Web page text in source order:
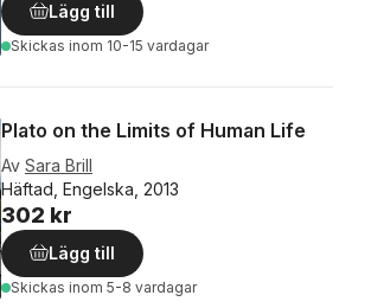
Lägg till
Skickas inom 10-15 vardagar
Plato on the Limits of Human Life
Av Sara Brill
Häftad, Engelska, 2013
302 kr
Lägg till
Skickas inom 5-8 vardagar